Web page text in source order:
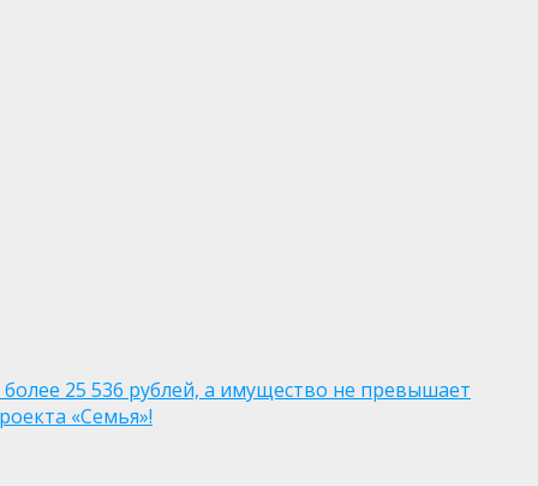
25 536 рублей, а имущество не превышает
«Семья»!